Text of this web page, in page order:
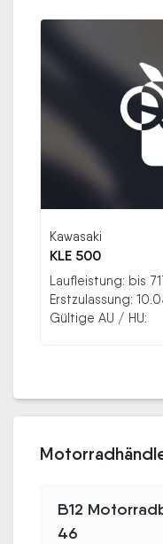
Kawasaki
KLE 500
Laufleistung: bis
Erstzulassung:
Gültige AU / HU:
B12
46